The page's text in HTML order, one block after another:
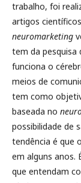
trabalho, foi
artigos
neuromarketing
tem da pesquisa
funciona o
meios de
tem como
baseada no
possibilidade de
tendência é que o
em alguns anos.
que entendam